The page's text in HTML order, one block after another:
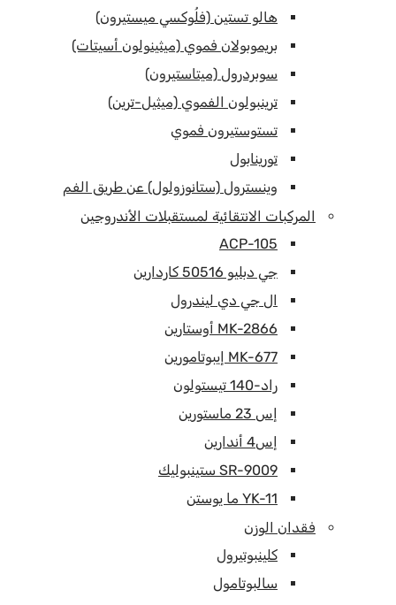
هالو تستين (فلُوكسي ميستيرون)
بريموبولان فموي (ميثينولون أسيتات)
سوبردرول (ميتاستيرون)
ترينبولون الفموي (ميثيل-ترين)
تستوستيرون فموي
تورينابول
وينسترول (ستانوزولول) عن طريق الفم
المركبات الانتقائية لمستقبلات الأندروجين
ACP-105
جي دبليو 50516 كاردارين
ال جي دي ليندرول
MK-2866 أوستارين
MK-677 إيبوتامورين
راد-140 تيستولون
إس 23 ماستورين
إس4 أندارين
SR-9009 ستينبوليك
YK-11 ما يوستن
فقدان الوزن
كلينبوتيرول
سالبوتامول